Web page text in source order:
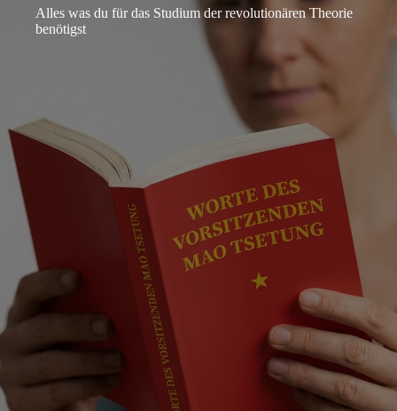
Alles was du für das Studium der revolutionären Theorie
benötigst